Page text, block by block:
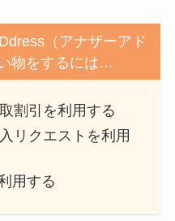
（アナザーアド
物をするには…
割引を利用する
リクエストを利用
用する